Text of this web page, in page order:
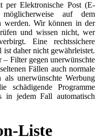
per Elektronische Post (E-
auf dem
werden. Wir können in der
und wissen nicht, wer
Eine rechtssichere
daher nicht gewährleistet.
Filter gegen unerwünschte
Fällen auch normale
als unerwünschte Werbung
schädigende Programme
in jedem Fall automatisch
Liste